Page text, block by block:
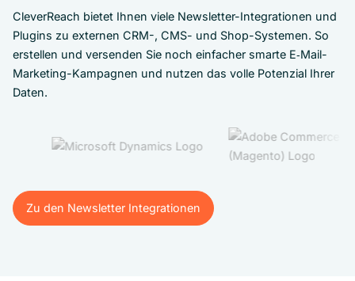
CleverReach bietet Ihnen viele Newsletter-Integrationen und
Plugins zu externen CRM-, CMS- und Shop-Systemen. So
erstellen und versenden Sie noch einfacher smarte E‑Mail-
Marketing-Kampagnen und nutzen das volle Potenzial Ihrer
Daten.
Zu den Newsletter Integrationen
Zu den Newsletter Integrationen